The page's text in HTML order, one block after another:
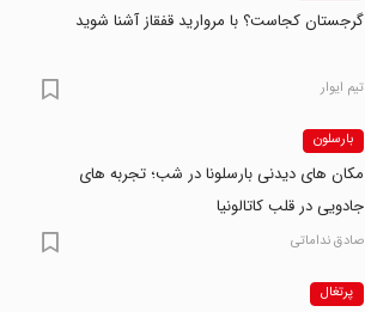
گرجستان کجاست؟ با مروارید قفقاز آشنا شوید
تیم ایوار
بارسلون
مکان های دیدنی بارسلونا در شب؛ تجربه های
جادویی در قلب کاتالونیا
صادق نداماتی
پرتغال